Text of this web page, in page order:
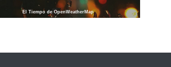
El Tiempo de OpenWeatherMap